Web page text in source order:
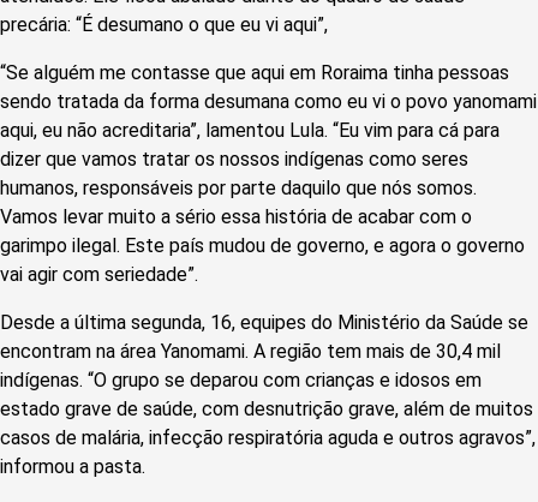
precária: “É desumano o que eu vi aqui”,
“Se alguém me contasse que aqui em Roraima tinha pessoas
sendo tratada da forma desumana como eu vi o povo yanomami
aqui, eu não acreditaria”, lamentou Lula. “Eu vim para cá para
dizer que vamos tratar os nossos indígenas como seres
humanos, responsáveis por parte daquilo que nós somos.
Vamos levar muito a sério essa história de acabar com o
garimpo ilegal. Este país mudou de governo, e agora o governo
vai agir com seriedade”.
Desde a última segunda, 16, equipes do Ministério da Saúde se
encontram na área Yanomami. A região tem mais de 30,4 mil
indígenas. “O grupo se deparou com crianças e idosos em
estado grave de saúde, com desnutrição grave, além de muitos
casos de malária, infecção respiratória aguda e outros agravos”,
informou a pasta.